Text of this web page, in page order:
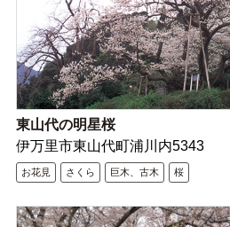
東山代の明星桜
伊万里市東山代町浦川内5343
お花見 さくら 巨木、古木 桜